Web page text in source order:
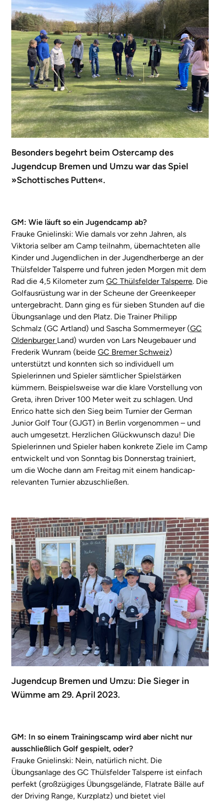
Besonders begehrt beim Ostercamp des
Jugendcup Bremen und Umzu war das Spiel
»Schottisches Putten«.
GM: Wie läuft so ein Jugendcamp ab?
Frauke Gnielinski: Wie damals vor zehn Jahren, als
Viktoria selber am Camp teilnahm, übernachteten alle
Kinder und Jugendlichen in der Jugendherberge an der
Thülsfelder Talsperre und fuhren jeden Morgen mit dem
Rad die 4,5 Kilometer zum GC Thülsfelder Talsperre. Die
Golfausrüstung war in der Scheune der Greenkeeper
untergebracht. Dann ging es für sieben Stunden auf die
Übungsanlage und den Platz. Die Trainer Philipp
Schmalz (GC Artland) und Sascha Sommermeyer (GC
Oldenburger Land) wurden von Lars Neugebauer und
Frederik Wunram (beide GC Bremer Schweiz)
unterstützt und konnten sich so individuell um
Spielerinnen und Spieler sämtlicher Spielstärken
kümmern. Beispielsweise war die klare Vorstellung von
Greta, ihren Driver 100 Meter weit zu schlagen. Und
Enrico hatte sich den Sieg beim Turnier der German
Junior Golf Tour (GJGT) in Berlin vorgenommen – und
auch umgesetzt. Herzlichen Glückwunsch dazu! Die
Spielerinnen und Spieler haben konkrete Ziele im Camp
entwickelt und von Sonntag bis Donnerstag trainiert,
um die Woche dann am Freitag mit einem handicap-
relevanten Turnier abzuschließen.
Jugendcup Bremen und Umzu: Die Sieger in
Wümme am 29. April 2023.
GM: In so einem Trainingscamp wird aber nicht nur
ausschließlich Golf gespielt, oder?
Frauke Gnielinski: Nein, natürlich nicht. Die
Übungsanlage des GC Thülsfelder Talsperre ist einfach
perfekt (großzügiges Übungsgelände, Flatrate Bälle auf
der Driving Range, Kurzplatz) und bietet viel